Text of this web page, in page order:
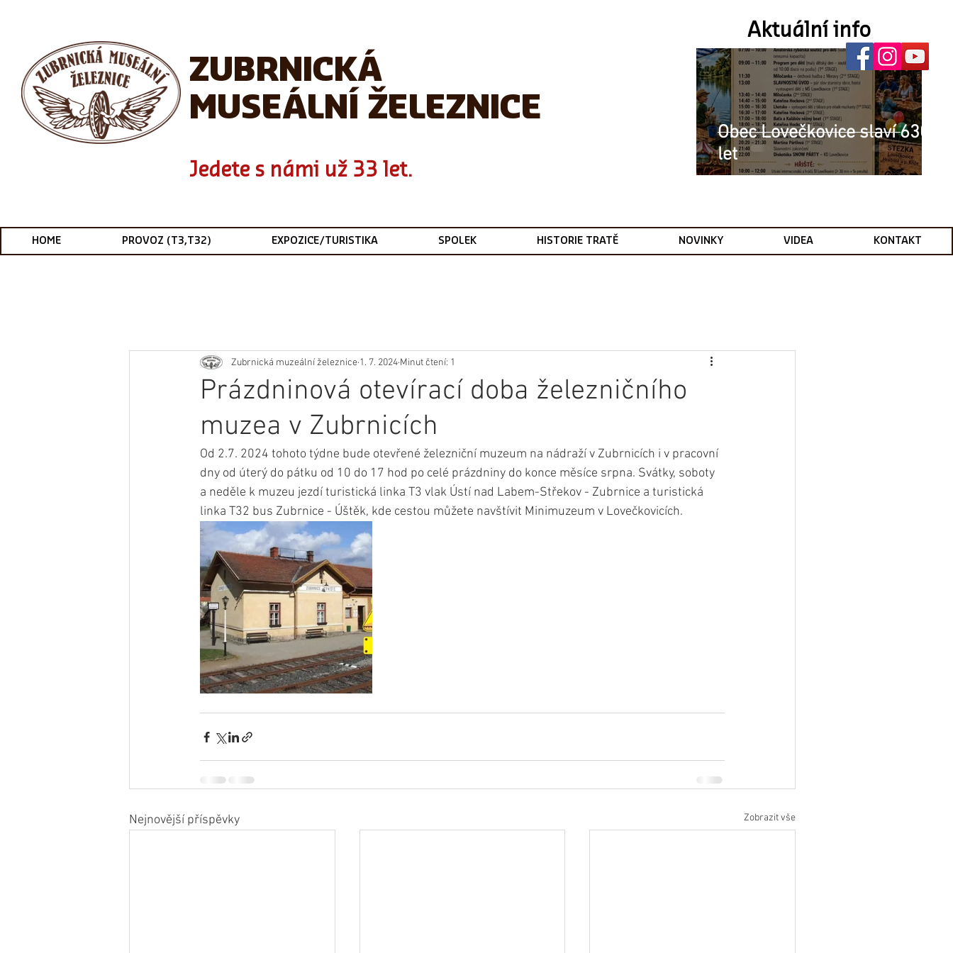
ZUBRNICKÁ
MUSEÁLNÍ ŽELEZNICE
Jedete s námi už 33 let.
Aktuální info
Obec Lovečkovice slaví 630
let
HOME PROVOZ (T3,T32) EXPOZICE/TURISTIKA SPOLEK HISTORIE TRATĚ NOVINKY VIDEA KONTAKT
Prázdninová otevírací doba železničního
muzea v Zubrnicích
Zubrnická muzeální železnice 1. 7. 2024 Minut čtení: 1
Od 2.7. 2024 tohoto týdne bude otevřené železniční muzeum na nádraží v Zubrnicích i v pracovní
dny od úterý do pátku od 10 do 17 hod po celé prázdniny do konce měsíce srpna. Svátky, soboty
a neděle k muzeu jezdí turistická linka T3 vlak Ústí nad Labem-Střekov - Zubrnice a turistická
linka T32 bus Zubrnice - Úštěk, kde cestou můžete navštívit Minimuzeum v Lovečkovicích.
Nejnovější příspěvky Zobrazit vše